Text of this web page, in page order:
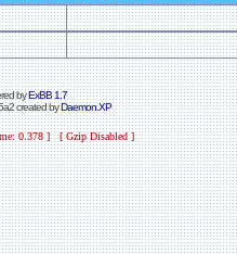
byExBB 1.7
created byDaemon.XP
0.378 ] [ Gzip Disabled ]